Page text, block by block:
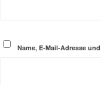
Name, E-Mail-Adresse